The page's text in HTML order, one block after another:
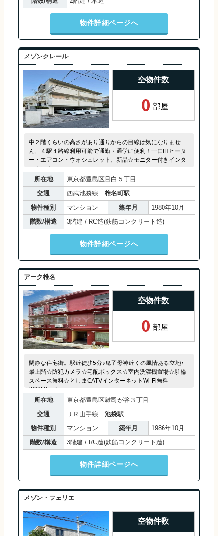
物件詳細ページへ
メゾンクレール
空物件数
0 部屋
中２階くらいの高さがあり通りからの目線は気になりませ
ん。４駅４路線利用可能で通勤・通学に便利！一口IHヒータ
ー・エアコン・ウォシュレット、新品☆モニター付きインタ
ーホン☆
所在地
東京都豊島区目白５丁目
交通
西武池袋線 椎名町駅
物件種別
マンション 築年月
1980年10月
階数/構造
3階建 / RC造(鉄筋コンクリート造)
物件詳細ページへ
アーク椎名
空物件数
0 部屋
閑静な住宅街。駅近徒歩5分♪鬼子母神近くの風情ある立地♪
最上階☆防犯カメラ☆宅配ボックス☆室内洗濯機置場☆駐輪
スペース無料☆としまCATVインターネットWi-Fi無料
(320Mbps)
所在地
東京都豊島区雑司が谷３丁目
交通
ＪＲ山手線 池袋駅
物件種別
マンション 築年月
1986年10月
階数/構造
3階建 / RC造(鉄筋コンクリート造)
物件詳細ページへ
メゾン・フェリエ
空物件数